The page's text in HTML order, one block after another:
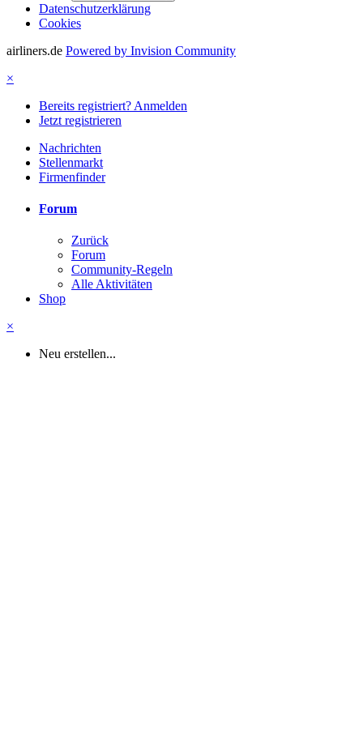
Datenschutzerklärung
Cookies
airliners.de Powered by Invision Community
×
Bereits registriert? Anmelden
Jetzt registrieren
Nachrichten
Stellenmarkt
Firmenfinder
Forum
Zurück
Forum
Community-Regeln
Alle Aktivitäten
Shop
×
Neu erstellen...